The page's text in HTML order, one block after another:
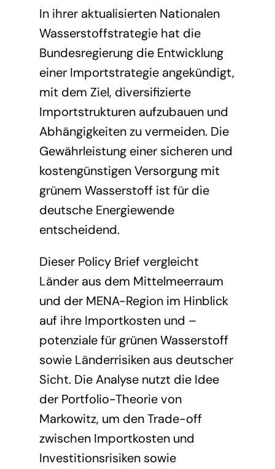
Förderinitiative Wasserstoff
Weitere Studien und Analysen
Presse Mitglied werden
Mitglieder
In ihrer aktualisierten Nationalen
Wasserstoffstrategie hat die
Bundesregierung die Entwicklung
einer Importstrategie angekündigt,
mit dem Ziel, diversifizierte
Importstrukturen aufzubauen und
Abhängigkeiten zu vermeiden. Die
Gewährleistung einer sicheren und
kostengünstigen Versorgung mit
grünem Wasserstoff ist für die
deutsche Energiewende
entscheidend.
Dieser Policy Brief vergleicht
Länder aus dem Mittelmeerraum
und der MENA-Region im Hinblick
auf ihre Importkosten und –
potenziale für grünen Wasserstoff
sowie Länderrisiken aus deutscher
Sicht. Die Analyse nutzt die Idee
der Portfolio-Theorie von
Markowitz, um den Trade-off
zwischen Importkosten und
Investitionsrisiken sowie